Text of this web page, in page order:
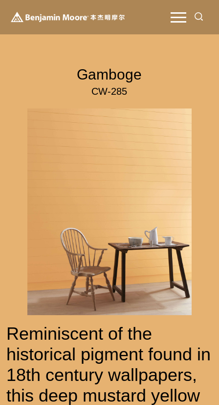
Gamboge
CW-285
Reminiscent of the
historical pigment found in
18th century wallpapers,
this deep mustard yellow